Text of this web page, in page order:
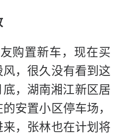
购置新车，现在买
，很久没有看到这
，湖南湘江新区居
安置小区停车场，
，张林也在计划将